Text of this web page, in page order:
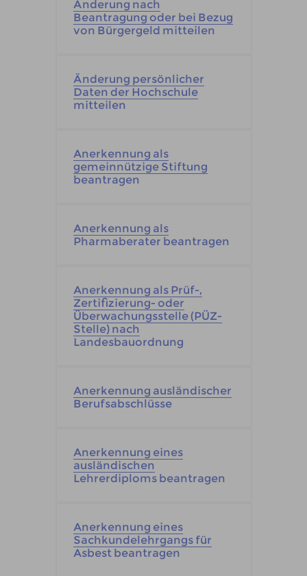
Änderung nach
Beantragung oder bei Bezug
von Bürgergeld mitteilen
Änderung persönlicher
Daten der Hochschule
mitteilen
Anerkennung als
gemeinnützige Stiftung
beantragen
Anerkennung als
Pharmaberater beantragen
Anerkennung als Prüf-,
Zertifizierung- oder
Überwachungsstelle (PÜZ-
Stelle) nach
Landesbauordnung
Anerkennung ausländischer
Berufsabschlüsse
Anerkennung eines
ausländischen
Lehrerdiploms beantragen
Anerkennung eines
Sachkundelehrgangs für
Asbest beantragen